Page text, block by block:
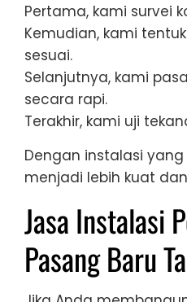
Pertama, kami survei
Kemudian, kami
sesuai.
Selanjutnya, kami
secara rapi.
Terakhir, kami uji
Dengan instalasi
menjadi lebih kuat
Jasa Instalasi
Pasang Baru